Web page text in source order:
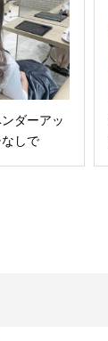
ダーアッ
しで